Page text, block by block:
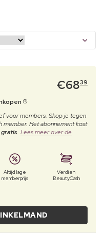
€6839
voor members. Shop je tegen
member. Het abonnement kost
gratis. Lees meer over de
Altijd lage
memberprijs
Verdien
BeautyCash